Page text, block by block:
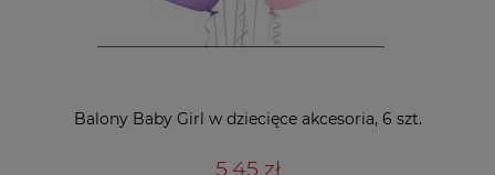
Balony Baby Girl w dziecięce akcesoria, 6 szt.
5,45 zł